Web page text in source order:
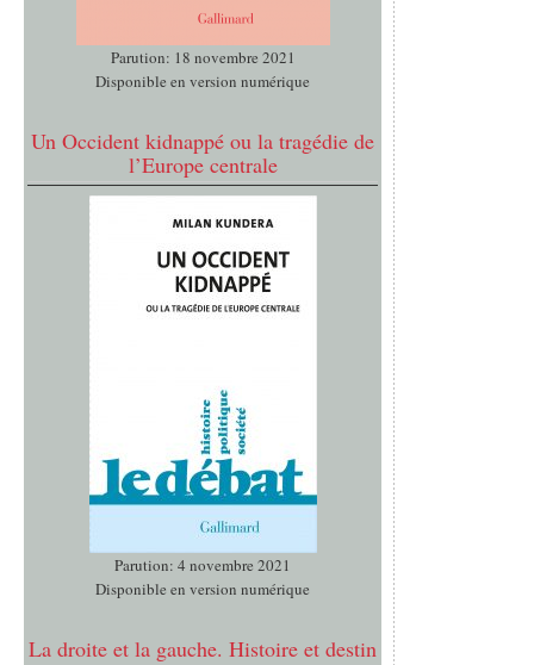
Parution: 18 novembre 2021
Disponible en version numérique
Un Occident kidnappé ou la tragédie de
l’Europe centrale
Parution: 4 novembre 2021
Disponible en version numérique
La droite et la gauche. Histoire et destin